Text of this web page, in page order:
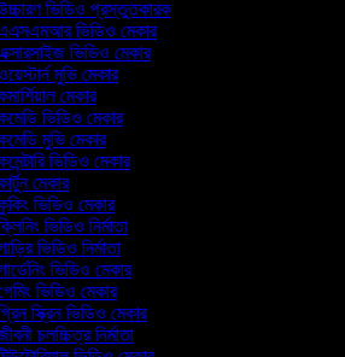
ভিডিও প্রস্তুতকারক
ভিডিও মেকার
ভিডিও মেকার
মুভি মেকার
মেকার
ভিডিও মেকার
মুভি মেকার
ভিডিও মেকার
মেকার
ভিডিও মেকার
ভিডিও নির্মাতা
ভিডিও নির্মাতা
ভিডিও মেকার
ভিডিও মেকার
স্ক্রিন ভিডিও মেকার
চলচ্চিত্র নির্মাতা